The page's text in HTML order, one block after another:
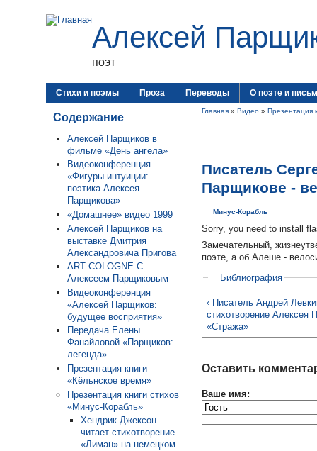
Алексей
поэт
Стихи и поэмы Проза Переводы О поэте и
Содержание
Алексей Парщиков в
фильме «День ангела»
Видеоконференция
«Фигуры интуиции:
поэтика Алексея
Парщикова»
«Домашнее» видео 1999
Алексей Парщиков на
выставке Дмитрия
Александровича Пригова
ART COLOGNE С
Алексеем Парщиковым
Видеоконференция
«Алексей Парщиков:
будущее восприятия»
Передача Елены
Фанайловой «Парщиков:
легенда»
Презентация книги
«Кёльнское время»
Презентация книги стихов
«Минус-Корабль»
Хендрик Джексон
читает стихотворение
«Лиман» на немецком
Главная » Видео » Презентация
Писатель
Парщикове -
Минус-Корабль
Sorry, you need to install
Замечательный,
поэте, а об Алеше -
Библиография
‹ Писатель Андрей
стихотворение Алексея
«Стража»
Оставить
Ваше имя: